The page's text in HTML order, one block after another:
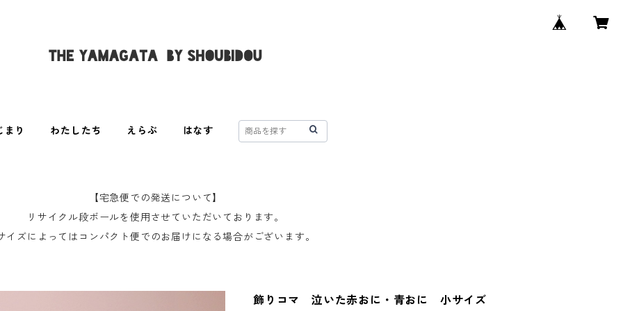
まり わたしたち えらぶ はなす
【宅急便での発送について】
リサイクル段ボールを使用させていただいております。
イズによってはコンパクト便でのお届けになる場合がございます。
飾りコマ 泣いた赤おに・青おに 小サイズ